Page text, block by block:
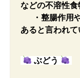
などの不溶性
・整腸作用や
あると言われて
ぶどう